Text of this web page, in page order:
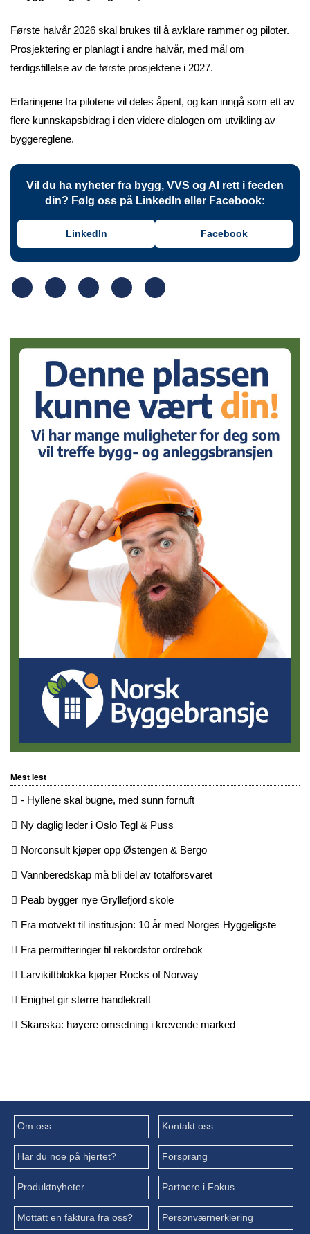
Første halvår 2026 skal brukes til å avklare rammer og piloter.
Prosjektering er planlagt i andre halvår, med mål om
ferdigstillelse av de første prosjektene i 2027.
Erfaringene fra pilotene vil deles åpent, og kan inngå som ett av
flere kunnskapsbidrag i den videre dialogen om utvikling av
byggereglene.
Vil du ha nyheter fra bygg, VVS og AI rett i feeden
din? Følg oss på LinkedIn eller Facebook:
LinkedIn Facebook
Mest lest
- Hyllene skal bugne, med sunn fornuft
Ny daglig leder i Oslo Tegl & Puss
Norconsult kjøper opp Østengen & Bergo
Vannberedskap må bli del av totalforsvaret
Peab bygger nye Gryllefjord skole
Fra motvekt til institusjon: 10 år med Norges Hyggeligste
Fra permitteringer til rekordstor ordrebok
Larvikittblokka kjøper Rocks of Norway
Enighet gir større handlekraft
Skanska: høyere omsetning i krevende marked
Om oss Kontakt oss
Har du noe på hjertet? Forsprang
Produktnyheter Partnere i Fokus
Mottatt en faktura fra oss? Personværnerklering